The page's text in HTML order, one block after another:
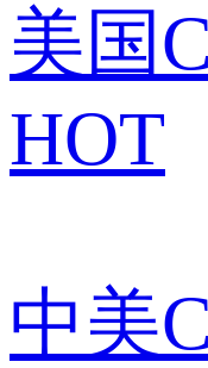
美国
HOT
中美